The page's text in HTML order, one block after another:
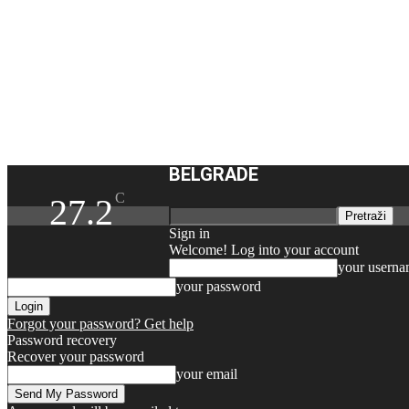
27.2C
BELGRADE
Sign in
Welcome! Log into your account
your
your password
Forgot your password? Get help
Password recovery
Recover your password
your email